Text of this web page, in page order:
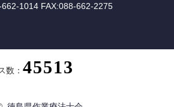
1014 FAX:088-662-2275
数：